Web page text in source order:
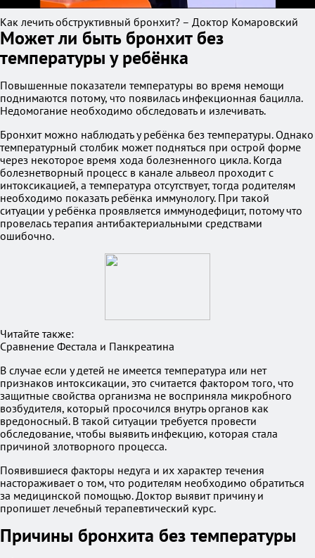
Как лечить обструктивный бронхит? – Доктор Комаровский
Может ли быть бронхит без
температуры у ребёнка
Повышенные показатели температуры во время немощи
поднимаются потому, что появилась инфекционная бацилла.
Недомогание необходимо обследовать и излечивать.
Бронхит можно наблюдать у ребёнка без температуры. Однако
температурный столбик может подняться при острой форме
через некоторое время хода болезненного цикла. Когда
болезнетворный процесс в канале альвеол проходит с
интоксикацией, а температура отсутствует, тогда родителям
необходимо показать ребёнка иммунологу. При такой
ситуации у ребёнка проявляется иммунодефицит, потому что
провелась терапия антибактериальными средствами
ошибочно.
Читайте также:
Сравнение Фестала и Панкреатина
В случае если у детей не имеется температура или нет
признаков интоксикации, это считается фактором того, что
защитные свойства организма не восприняла микробного
возбудителя, который просочился внутрь органов как
вредоносный. В такой ситуации требуется провести
обследование, чтобы выявить инфекцию, которая стала
причиной злотворного процесса.
Появившиеся факторы недуга и их характер течения
настораживает о том, что родителям необходимо обратиться
за медицинской помощью. Доктор выявит причину и
пропишет лечебный терапевтический курс.
Причины бронхита без температуры